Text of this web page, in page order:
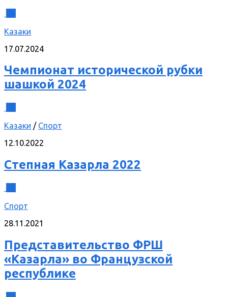
Казаки
17.07.2024
Чемпионат исторической рубки
шашкой 2024
Казаки / Спорт
12.10.2022
Степная Казарла 2022
Спорт
28.11.2021
Представительство ФРШ
«Казарла» во Французской
республике